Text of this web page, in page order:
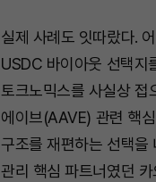
실제 사례도 잇따랐다.
USDC 바이아웃 선택지
토크노믹스를 사실상 접
에이브(AAVE) 관련 핵
구조를 재편하는 선택을
관리 핵심 파트너였던